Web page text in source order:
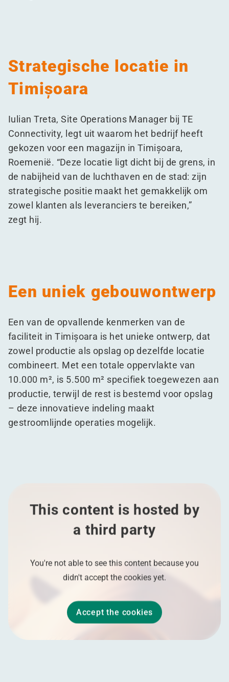
Strategische locatie in
Timișoara
Iulian Treta, Site Operations Manager bij TE
Connectivity, legt uit waarom het bedrijf heeft
gekozen voor een magazijn in Timișoara,
Roemenië. “Deze locatie ligt dicht bij de grens, in
de nabijheid van de luchthaven en de stad: zijn
strategische positie maakt het gemakkelijk om
zowel klanten als leveranciers te bereiken,”
zegt hij.
Een uniek gebouwontwerp
Een van de opvallende kenmerken van de
faciliteit in Timișoara is het unieke ontwerp, dat
zowel productie als opslag op dezelfde locatie
combineert. Met een totale oppervlakte van
10.000 m², is 5.500 m² specifiek toegewezen aan
productie, terwijl de rest is bestemd voor opslag
– deze innovatieve indeling maakt
gestroomlijnde operaties mogelijk.
This content is hosted by
a third party
You're not able to see this content because you
didn't accept the cookies yet.
Accept the cookies